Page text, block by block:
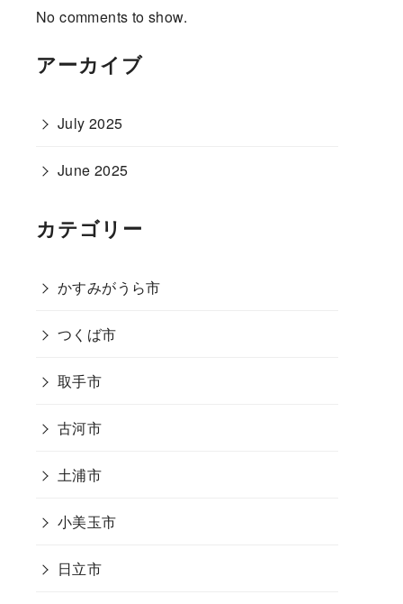
No comments to show.
アーカイブ
July 2025
June 2025
カテゴリー
かすみがうら市
つくば市
取手市
古河市
土浦市
小美玉市
日立市